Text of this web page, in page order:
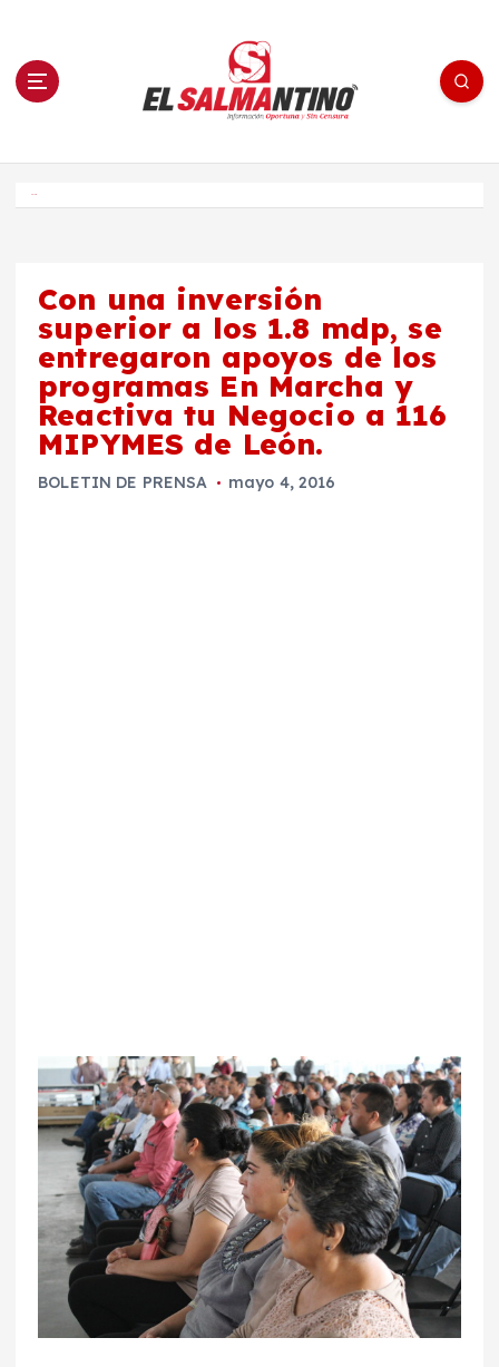
n El Salmantino - medios/noticias/editorial
Con una inversión
superior a los 1.8 mdp, se
entregaron apoyos de los
programas En Marcha y
Reactiva tu Negocio a 116
MIPYMES de León.
BOLETIN DE PRENSA mayo 4, 2016